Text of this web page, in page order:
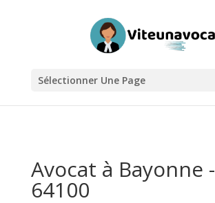
Sélectionner Une Page
Avocat à Bayonne -
64100